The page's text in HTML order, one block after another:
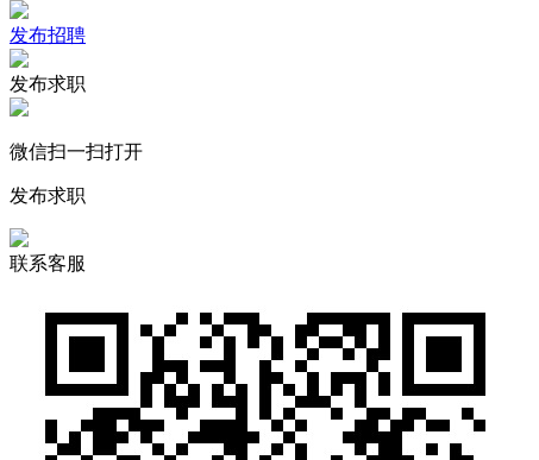
发布招聘
发布求职
微信扫一扫打开
发布求职
联系客服